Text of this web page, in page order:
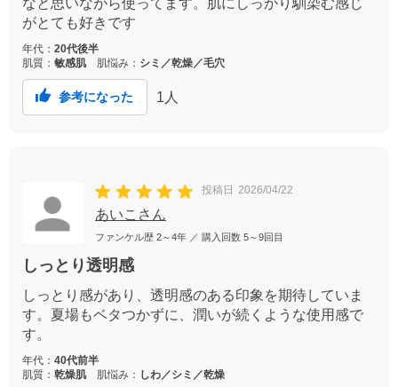
なと思いながら使ってます。肌にしっかり馴染む感じ
がとても好きです
年代： 20代後半
肌質： 敏感肌 肌悩み： シミ／乾燥／毛穴
参考になった 1 人
投稿日 2026/04/22
あいこさん
ファンケル歴 2～4年 ／ 購入回数 5～9回目
しっとり透明感
しっとり感があり、透明感のある印象を期待していま
す。夏場もベタつかずに、潤いが続くような使用感で
す。
年代： 40代前半
肌質： 乾燥肌 肌悩み： しわ／シミ／乾燥